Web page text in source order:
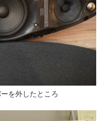
を外したところ